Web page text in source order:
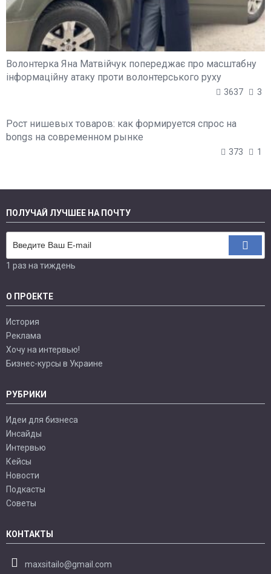
Волонтерка Яна Матвійчук попереджає про масштабну
інформаційну атаку проти волонтерського руху
3637 3
Рост нишевых товаров: как формируется спрос на
bongs на современном рынке
373 1
ПОЛУЧАЙ ЛУЧШЕЕ НА ПОЧТУ
1 раз на тиждень
О ПРОЕКТЕ
История
Реклама
Хочу на интервью!
Бизнес-курсы в Украине
РУБРИКИ
Идеи для бизнеса
Инсайды
Интервью
Кейсы
Новости
Подкасты
Советы
КОНТАКТЫ
maxsitailo@gmail.com